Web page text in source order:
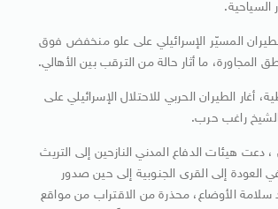
المسيّر الإسرائيلي على علو منخفض فوق
المجاورة، ما أثار حالة من الترقب بين الأهالي.
أغار الطيران الحربي للاحتلال الإسرائيلي على
راغب حرب.
هيئات الدفاع المدني النازحين إلى التريث
العودة إلى القرى الجنوبية إلى حين صدور
سلامة الأوضاع، محذرة من الاقتراب من مواقع